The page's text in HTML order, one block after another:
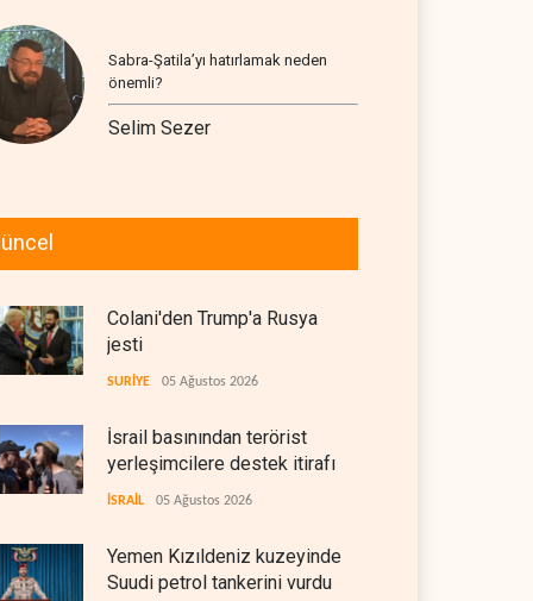
Sabra-Şatila’yı hatırlamak neden
önemli?
Selim Sezer
Colani'den Trump'a Rusya
jesti
SURİYE 05 Ağustos 2026
İsrail basınından terörist
yerleşimcilere destek itirafı
İSRAİL 05 Ağustos 2026
Yemen Kızıldeniz kuzeyinde
Suudi petrol tankerini vurdu